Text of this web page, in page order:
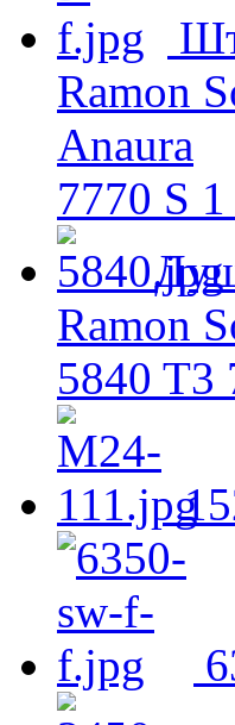
Ramon
Anaura
7770 S
Ramon
5840 T3